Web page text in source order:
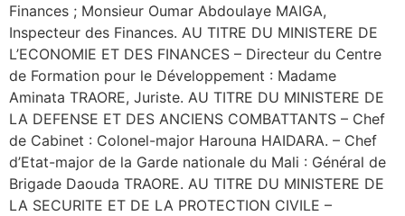
Finances ; Monsieur Oumar Abdoulaye MAIGA,
Inspecteur des Finances. AU TITRE DU MINISTERE DE
L’ECONOMIE ET DES FINANCES – Directeur du Centre
de Formation pour le Développement : Madame
Aminata TRAORE, Juriste. AU TITRE DU MINISTERE DE
LA DEFENSE ET DES ANCIENS COMBATTANTS – Chef
de Cabinet : Colonel-major Harouna HAIDARA. – Chef
d’Etat-major de la Garde nationale du Mali : Général de
Brigade Daouda TRAORE. AU TITRE DU MINISTERE DE
LA SECURITE ET DE LA PROTECTION CIVILE –